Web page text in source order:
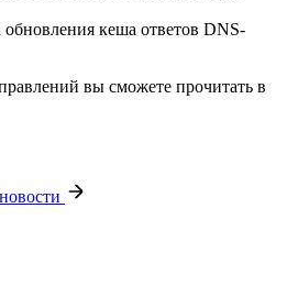
обновления кеша ответов DNS-
вы сможете прочитать в